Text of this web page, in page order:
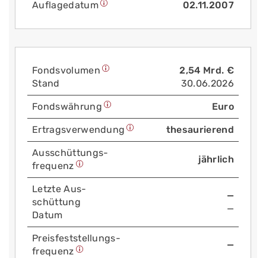
Auflage­datum 02.11.2007
Fonds­volumen
Stand
2,54 Mrd. €
30.06.2026
Fonds­währung Euro
Ertrags­verwendung thesaurierend
Aus­schüttungs­
frequenz
jährlich
Letzte Aus­
schüttung
Datum
—
—
Preis­fest­stellungs­
frequenz
—